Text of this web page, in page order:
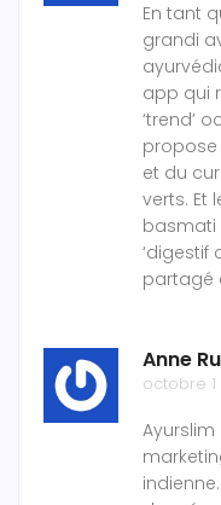
En tant
grandi
app qui
‘trend’
et du
verts. Et
basmati
‘digestif
partagé
Anne
octobre 1
Ayurslim